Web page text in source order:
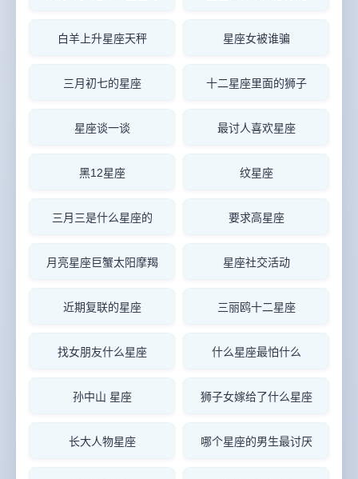
白羊上升星座天秤 星座女被谁骗
三月初七的星座 十二星座里面的狮子
星座谈一谈 最讨人喜欢星座
黑12星座 纹星座
三月三是什么星座的 要求高星座
月亮星座巨蟹太阳摩羯 星座社交活动
近期复联的星座 三丽鸥十二星座
找女朋友什么星座 什么星座最怕什么
孙中山 星座 狮子女嫁给了什么星座
长大人物星座 哪个星座的男生最讨厌